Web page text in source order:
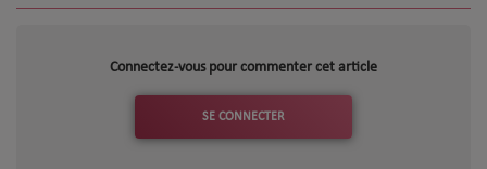
Connectez-vous pour commenter cet article
SE CONNECTER